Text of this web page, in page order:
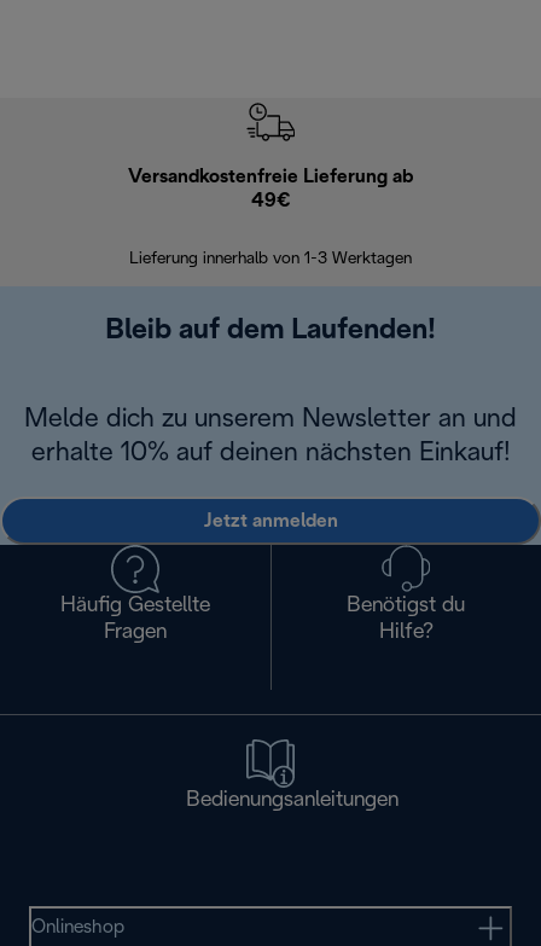
Versandkostenfreie Lieferung ab
49€
Lieferung innerhalb von 1-3 Werktagen
Bleib auf dem Laufenden!
Melde dich zu unserem Newsletter an und
erhalte 10% auf deinen nächsten Einkauf!
Jetzt anmelden
Häufig Gestellte
Fragen
Benötigst du
Hilfe?
Bedienungsanleitungen
Onlineshop